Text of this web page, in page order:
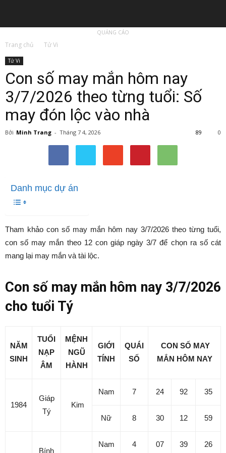
QUẢNG CÁO
Trang chủ Tử Vi
Tử Vi
Con số may mắn hôm nay
3/7/2026 theo từng tuổi: Số
may đón lộc vào nhà
Bởi Minh Trang - Tháng 7 4, 2026 0
89